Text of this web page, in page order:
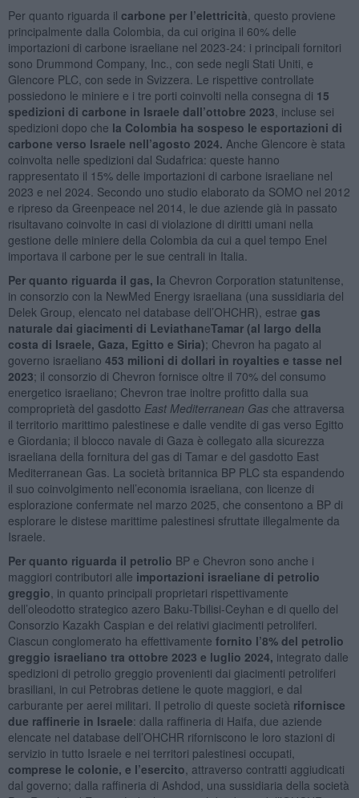
Per quanto riguarda il carbone per l’elettricità , questo proviene
principalmente dalla Colombia, da cui origina il 60% delle
importazioni di carbone israeliane nel 2023-24: i principali fornitori
sono Drummond Company, Inc., con sede negli Stati Uniti, e
Glencore PLC, con sede in Svizzera. Le rispettive controllate
possiedono le miniere e i tre porti coinvolti nella consegna di 15
spedizioni di carbone in Israele dall’ottobre 2023 , incluse sei
spedizioni dopo che la Colombia ha sospeso le esportazioni di
carbone verso Israele nell’agosto 2024. Anche Glencore è stata
coinvolta nelle spedizioni dal Sudafrica: queste hanno
rappresentato il 15% delle importazioni di carbone israeliane nel
2023 e nel 2024. Secondo uno studio elaborato da SOMO nel 2012
e ripreso da Greenpeace nel 2014, le due aziende già in passato
risultavano coinvolte in casi di violazione di diritti umani nella
gestione delle miniere della Colombia da cui a quel tempo Enel
importava il carbone per le sue centrali in Italia.
Per quanto riguarda il gas, la Chevron Corporation statunitense,
in consorzio con la NewMed Energy israeliana (una sussidiaria del
Delek Group, elencato nel database dell’OHCHR), estrae gas
naturale dai giacimenti di LeviathaneTamar (al largo della
costa di Israele, Gaza, Egitto e Siria); Chevron ha pagato al
governo israeliano 453 milioni di dollari in royalties e tasse nel
2023; il consorzio di Chevron fornisce oltre il 70% del consumo
energetico israeliano; Chevron trae inoltre profitto dalla sua
comproprietà del gasdotto East Mediterranean Gasche attraversa
il territorio marittimo palestinese e dalle vendite di gas verso Egitto
e Giordania; il blocco navale di Gaza è collegato alla sicurezza
israeliana della fornitura del gas di Tamar e del gasdotto East
Mediterranean Gas. La società britannica BP PLC sta espandendo
il suo coinvolgimento nell’economia israeliana, con licenze di
esplorazione confermate nel marzo 2025, che consentono a BP di
esplorare le distese marittime palestinesi sfruttate illegalmente da
Israele.
Per quanto riguarda il petrolio BP e Chevron sono anche i
maggiori contributori alle importazioni israeliane di petrolio
greggio , in quanto principali proprietari rispettivamente
dell’oleodotto strategico azero Baku-Tbilisi-Ceyhan e di quello del
Consorzio Kazakh Caspian e dei relativi giacimenti petroliferi.
Ciascun conglomerato ha effettivamente fornito l’8% del petrolio
greggio israeliano tra ottobre 2023 e luglio 2024, integrato dalle
spedizioni di petrolio greggio provenienti dai giacimenti petroliferi
brasiliani, in cui Petrobras detiene le quote maggiori, e dal
carburante per aerei militari. Il petrolio di queste società rifornisce
due raffinerie in Israele: dalla raffineria di Haifa, due aziende
elencate nel database dell’OHCHR riforniscono le loro stazioni di
servizio in tutto Israele e nei territori palestinesi occupati,
comprese le colonie, e l’esercito , attraverso contratti aggiudicati
dal governo; dalla raffineria di Ashdod, una sussidiaria della società